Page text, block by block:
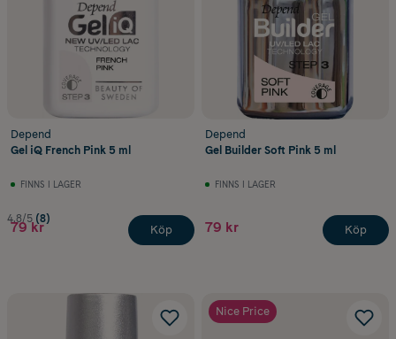
Depend
Gel iQ French Pink 5 ml
FINNS I LAGER
4.8/5 (8)
79 kr Köp
Depend
Gel Builder Soft Pink 5 ml
FINNS I LAGER
79 kr Köp
Nice Price